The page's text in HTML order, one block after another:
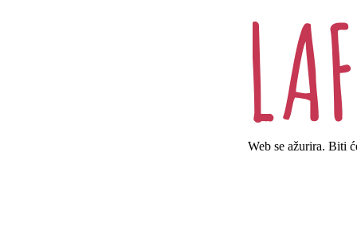
Web se ažurira. Biti